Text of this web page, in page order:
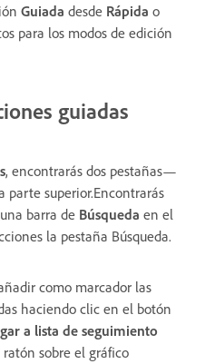
Guiada desde Rápida o
para los modos de edición
guiadas
, encontrarás dos pestañas—
superior.Encontrarás
barra de Búsqueda en el
la pestaña Búsqueda.
como marcador las
haciendo clic en el botón
a lista de seguimiento
sobre el gráfico